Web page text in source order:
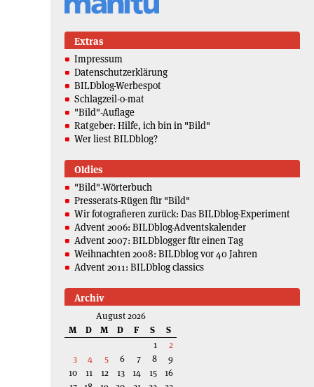
Extras
Impressum
Datenschutzerklärung
BILDblog-Werbespot
Schlagzeil-o-mat
"Bild"-Auflage
Ratgeber: Hilfe, ich bin in "Bild"
Wer liest BILDblog?
Oldies
"Bild"-Wörterbuch
Presserats-Rügen für "Bild"
Wir fotografieren zurück: Das BILDblog-Experiment
Advent 2006: BILDblog-Adventskalender
Advent 2007: BILDblogger für einen Tag
Weihnachten 2008: BILDblog vor 40 Jahren
Advent 2011: BILDblog classics
Archiv
August 2026
M
D M D F S
S
1
2
3
4 5 6 7 8
9
10
11 12 13 14 15
16